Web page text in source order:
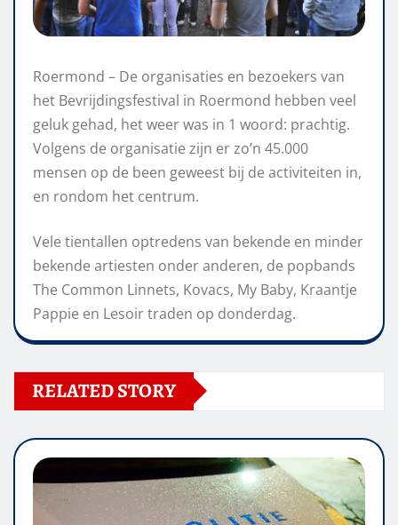
Roermond – De organisaties en bezoekers van
het Bevrijdingsfestival in Roermond hebben veel
geluk gehad, het weer was in 1 woord: prachtig.
Volgens de organisatie zijn er zo’n 45.000
mensen op de been geweest bij de activiteiten in,
en rondom het centrum.
Vele tientallen optredens van bekende en minder
bekende artiesten onder anderen, de popbands
The Common Linnets, Kovacs, My Baby, Kraantje
Pappie en Lesoir traden op donderdag.
RELATED STORY